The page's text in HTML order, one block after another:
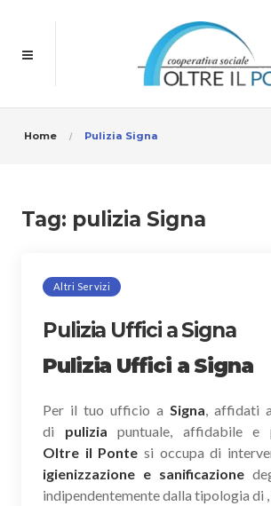
Home Pulizia Signa
Tag: pulizia Signa
Altri Servizi
Pulizia Uffici a Signa
Pulizia Uffici a Signa
Per il tuo ufficio a Signa, affidati
di puliziapuntuale, affidabile e
Oltre il Ponte si occupa di
igienizzazione e sanificazione
indipendentemente dalla tipologia di